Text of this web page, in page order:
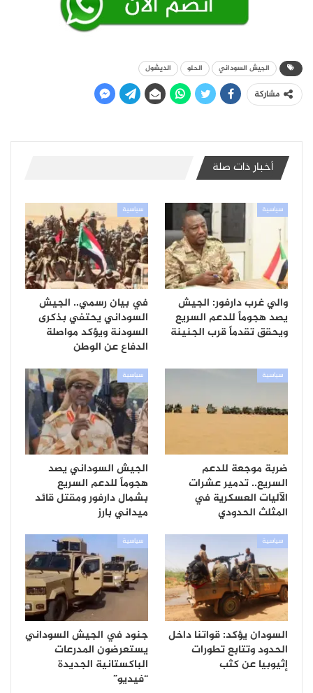
الجيش السوداني الحلو الديشول
مشاركة
أخبار ذات صلة
سياسية
والي غرب دارفور: الجيش
يصد هجوماً للدعم السريع
ويحقق تقدماً قرب الجنينة
سياسية
في بيان رسمي.. الجيش
السوداني يحتفي بذكرى
السودنة ويؤكد مواصلة
الدفاع عن الوطن
سياسية
ضربة موجعة للدعم
السريع.. تدمير عشرات
الآليات العسكرية في
المثلث الحدودي
سياسية
الجيش السوداني يصد
هجوماً للدعم السريع
بشمال دارفور ومقتل قائد
ميداني بارز
سياسية
السودان يؤكد: قواتنا داخل
الحدود وتتابع تطورات
إثيوبيا عن كثب
سياسية
جنود في الجيش السوداني
يستعرضون المدرعات
الباكستانية الجديدة
“فيديو”